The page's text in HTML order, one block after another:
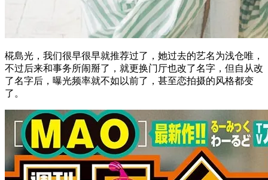
椛島光，我们很早很早就推荐过了，她过去的艺名为浅仓唯，
不过后来和事务所闹掰了，就更换门厅也改了名字，但自从改
了名字后，曝光频率就不如以前了，甚至恋拍摄的风格都变
了。